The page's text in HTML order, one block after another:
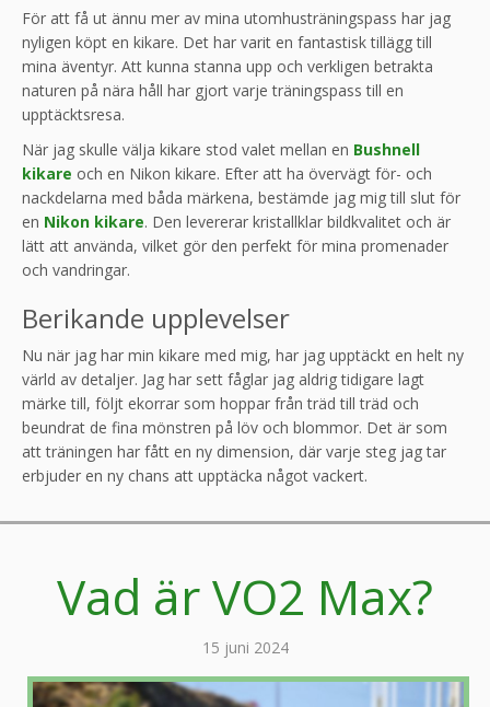
För att få ut ännu mer av mina utomhusträningspass har jag
nyligen köpt en kikare. Det har varit en fantastisk tillägg till
mina äventyr. Att kunna stanna upp och verkligen betrakta
naturen på nära håll har gjort varje träningspass till en
upptäcktsresa.
När jag skulle välja kikare stod valet mellan en Bushnell
kikare och en Nikon kikare. Efter att ha övervägt för- och
nackdelarna med båda märkena, bestämde jag mig till slut för
en Nikon kikare. Den levererar kristallklar bildkvalitet och är
lätt att använda, vilket gör den perfekt för mina promenader
och vandringar.
Berikande upplevelser
Nu när jag har min kikare med mig, har jag upptäckt en helt ny
värld av detaljer. Jag har sett fåglar jag aldrig tidigare lagt
märke till, följt ekorrar som hoppar från träd till träd och
beundrat de fina mönstren på löv och blommor. Det är som
att träningen har fått en ny dimension, där varje steg jag tar
erbjuder en ny chans att upptäcka något vackert.
Vad är VO2 Max?
15 juni 2024